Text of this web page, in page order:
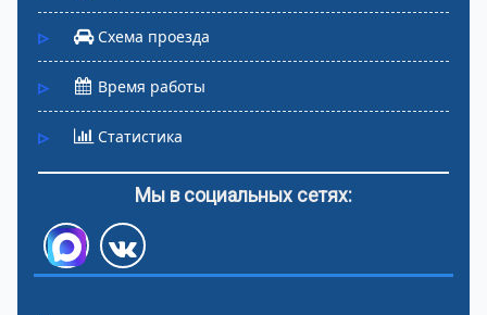
Схема проезда
Время работы
Статистика
Мы в социальных сетях: